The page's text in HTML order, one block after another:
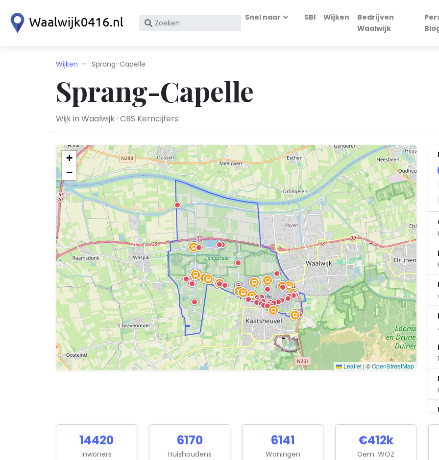
Zoek
nummer
Snel naar SBI Wijken
Bedrijven
Waalwijk
Wijken Sprang-Capelle
Sprang-Capelle
Wijk in Waalwijk · CBS Kerncijfers
+
−
Leaflet | ©OpenStreetMap
14420
Inwoners
6170
Huishoudens
6141
Woningen
€412k
Gem. WOZ